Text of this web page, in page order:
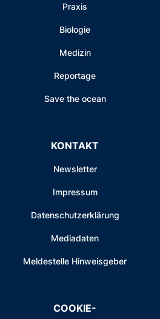
Praxis
Biologie
Medizin
Reportage
Save the ocean
KONTAKT
Newsletter
Impressum
Datenschutzerklärung
Mediadaten
Meldestelle Hinweisgeber
COOKIE-